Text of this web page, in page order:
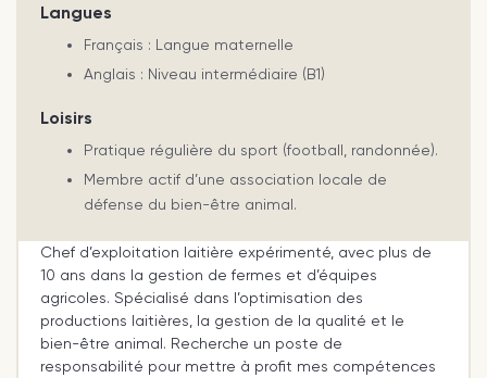
Langues
Français : Langue maternelle
Anglais : Niveau intermédiaire (B1)
Loisirs
Pratique régulière du sport (football, randonnée).
Membre actif d’une association locale de
défense du bien-être animal.
Chef d’exploitation laitière expérimenté, avec plus de
10 ans dans la gestion de fermes et d’équipes
agricoles. Spécialisé dans l’optimisation des
productions laitières, la gestion de la qualité et le
bien-être animal. Recherche un poste de
responsabilité pour mettre à profit mes compétences